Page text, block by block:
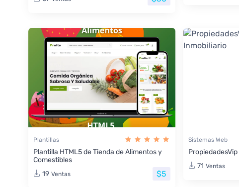
Plantillas
Plantilla HTML5 de Tienda de Alimentos y
Comestibles
19 Ventas $5
Sistemas Web
71 Ventas